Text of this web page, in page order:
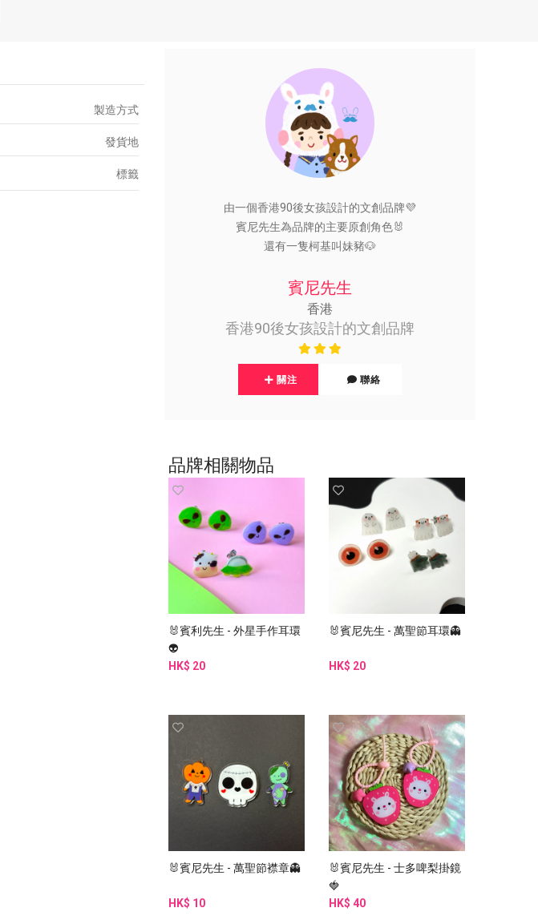
製造方式
發貨地
標籤
由一個香港90後女孩設計的文創品牌💜
賓尼先生為品牌的主要原創角色🐰
還有一隻柯基叫妹豬🐶
賓尼先生
香港
香港90後女孩設計的文創品牌
關注 聯絡
品牌相關物品
🐰賓利先生 - 外星手作耳環
👽
HK$ 20
🐰賓尼先生 - 萬聖節耳環👻
HK$ 20
🐰賓尼先生 - 萬聖節襟章👻
HK$ 10
🐰賓尼先生 - 士多啤梨掛鏡
🍓
HK$ 40